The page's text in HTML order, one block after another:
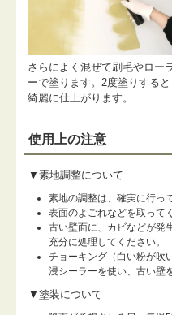
さらによく混ぜて刷毛やロー
ーで塗ります。2度塗りすると
綺麗に仕上がります。
使用上の注意
▼素地調整について
素地の調整は、確実に行っ
表面のよごれなどを取って
古い壁面に、カビなどが発
充分に処理してください。
チョーキング（白い粉が吹
浸シーラーを使い、古い壁
▼塗装について